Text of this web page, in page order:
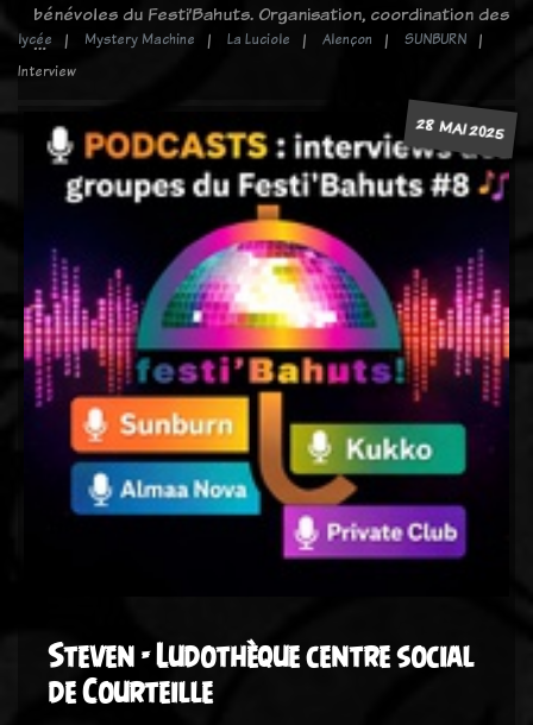
bénévoles du Festi’Bahuts. Organisation, coordination des
…
lycée Mystery Machine La Luciole Alençon
SUNBURN
Interview
28 MAI 2025
Steven - Ludothèque centre social
de Courteille